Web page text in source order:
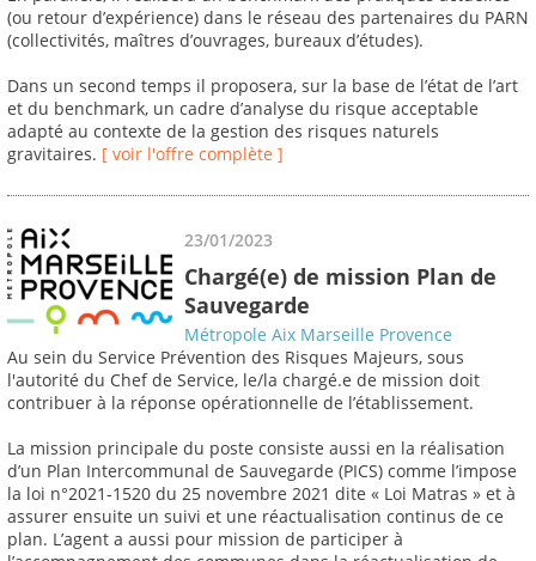
(ou retour d’expérience) dans le réseau des partenaires du PARN
(collectivités, maîtres d’ouvrages, bureaux d’études).
Dans un second temps il proposera, sur la base de l’état de l’art
et du benchmark, un cadre d’analyse du risque acceptable
adapté au contexte de la gestion des risques naturels
gravitaires. [ voir l'offre complète ]
23/01/2023
Chargé(e) de mission Plan de
Sauvegarde
Métropole Aix Marseille Provence
Au sein du Service Prévention des Risques Majeurs, sous
l'autorité du Chef de Service, le/la chargé.e de mission doit
contribuer à la réponse opérationnelle de l’établissement.
La mission principale du poste consiste aussi en la réalisation
d’un Plan Intercommunal de Sauvegarde (PICS) comme l’impose
la loi n°2021-1520 du 25 novembre 2021 dite « Loi Matras » et à
assurer ensuite un suivi et une réactualisation continus de ce
plan. L’agent a aussi pour mission de participer à